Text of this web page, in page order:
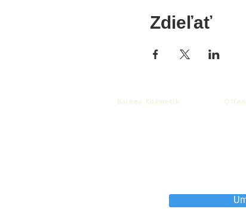
Zdieľať
Balnea Kosmetik